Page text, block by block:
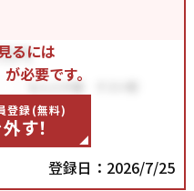
るには
必要です。
登録(無料)
す！
登録日：2026/7/25